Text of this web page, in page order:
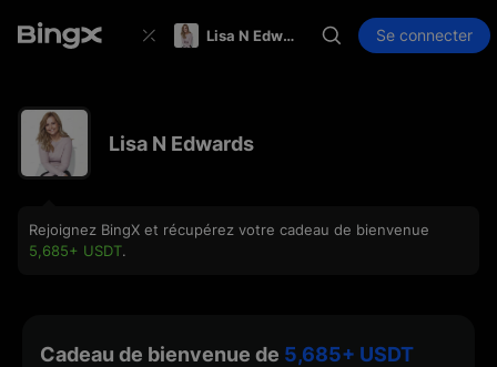
Lisa N Edwards Se connecter
Lisa N Edwards
Rejoignez BingX et récupérez votre cadeau de bienvenue
5,685+ USDT.
Cadeau de bienvenue de 5,685+ USDT